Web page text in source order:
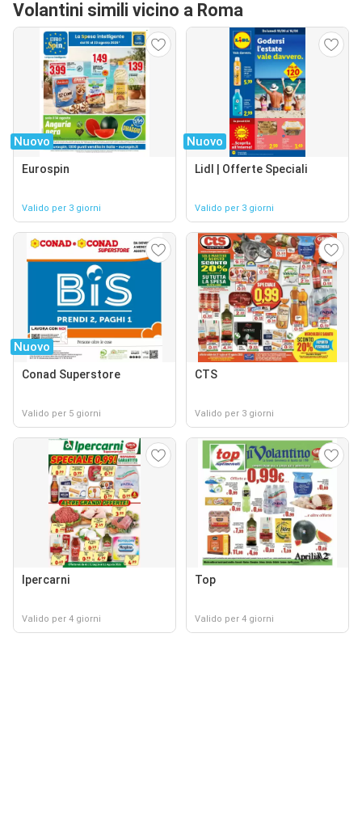
Volantini simili vicino a Roma
Nuovo
Eurospin
Valido per 3 giorni
Nuovo
Lidl | Offerte Speciali
Valido per 3 giorni
Nuovo
Conad Superstore
Valido per 5 giorni
CTS
Valido per 3 giorni
Ipercarni
Valido per 4 giorni
Top
Valido per 4 giorni